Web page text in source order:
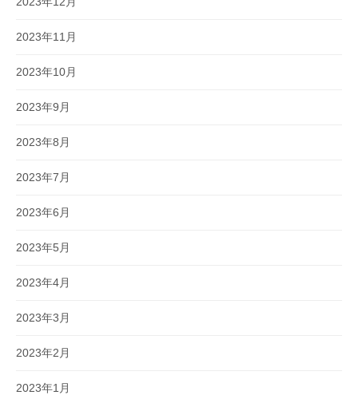
2023年11月
2023年10月
2023年9月
2023年8月
2023年7月
2023年6月
2023年5月
2023年4月
2023年3月
2023年2月
2023年1月